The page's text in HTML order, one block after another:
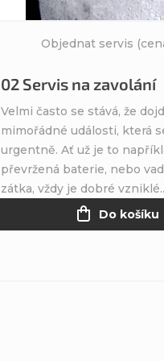
02 Servis na zavolání
Objednat servis
Do košíku
Velmi často se stává, že
mimořádné události, která
urgentně. Ať už je to
převržená baterie, nebo
zátka, vždy je dobré